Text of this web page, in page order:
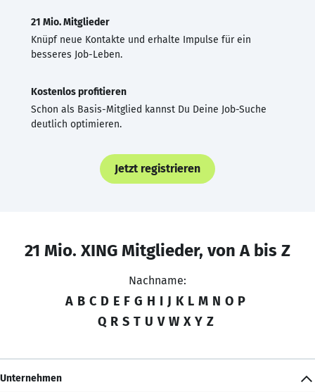
21 Mio. Mitglieder
Knüpf neue Kontakte und erhalte Impulse für ein
besseres Job-Leben.
Kostenlos profitieren
Schon als Basis-Mitglied kannst Du Deine Job-Suche
deutlich optimieren.
Jetzt registrieren
21 Mio. XING Mitglieder, von A bis Z
Nachname:
A B C D E F G H I J K L M N O P
Q R S T U V W X Y Z
Unternehmen